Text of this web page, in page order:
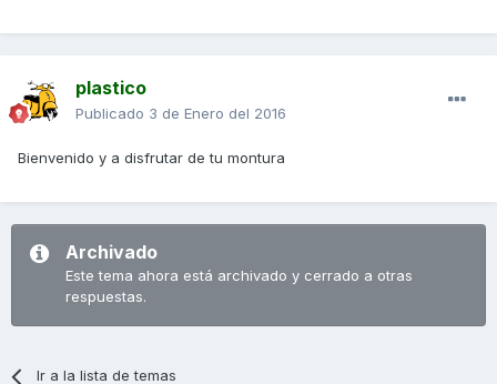
plastico
Publicado 3 de Enero del 2016
Bienvenido y a disfrutar de tu montura
Archivado
Este tema ahora está archivado y cerrado a otras
respuestas.
Ir a la lista de temas